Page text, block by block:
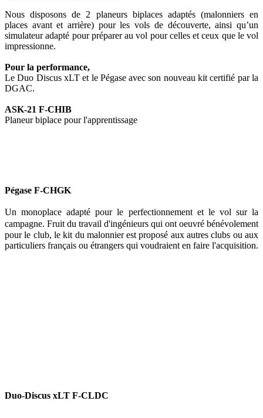
Nous disposons de 2 planeurs biplaces adaptés (malonniers en
places avant et arrière) pour les vols de découverte, ainsi qu’un
simulateur adapté pour préparer au vol pour celles et ceux que le vol
impressionne.
Pour la performance,
Le Duo Discus xLT et le Pégase avec son nouveau kit certifié par la
DGAC.
ASK-21 F-CHIB
Planeur biplace pour l'apprentissage
Pégase F-CHGK
Un monoplace adapté pour le perfectionnement et le vol sur la
campagne. Fruit du travail d'ingénieurs qui ont oeuvré bénévolement
pour le club, le kit du malonnier est proposé aux autres clubs ou aux
particuliers français ou étrangers qui voudraient en faire l'acquisition.
Duo-Discus xLT F-CLDC